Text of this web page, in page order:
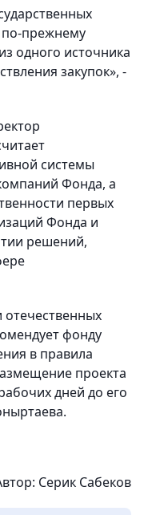
по-прежнему
одного источника
закупок», -
системы
Фонда, а
первых
Фонда и
решений,
отечественных
фонду
в правила
проекта
дней до его
Серик Сабеков